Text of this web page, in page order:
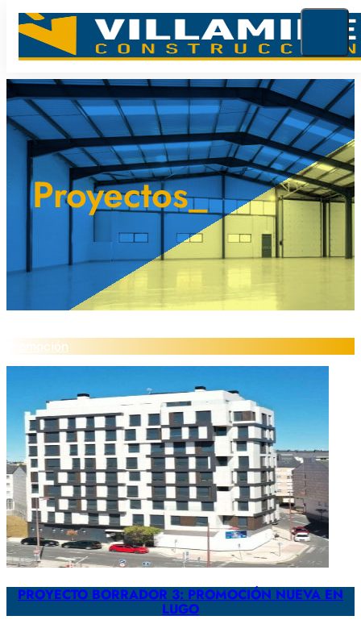
Proyectos_
Promoción
PROYECTO BORRADOR 3: PROMOCIÓN NUEVA EN
LUGO